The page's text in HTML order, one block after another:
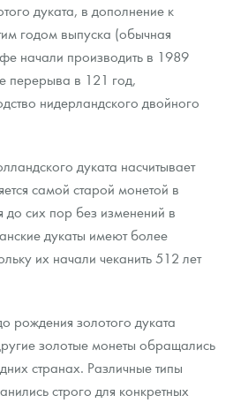
дуката, в дополнение к
годом выпуска (обычная
начали производить в 1989
перерыва в 121 год,
нидерландского двойного
дуката насчитывает
самой старой монетой в
до сих пор без изменений в
дукаты имеют более
их начали чеканить 512 лет
рождения золотого дуката
золотые монеты обращались
странах. Различные типы
строго для конкретных